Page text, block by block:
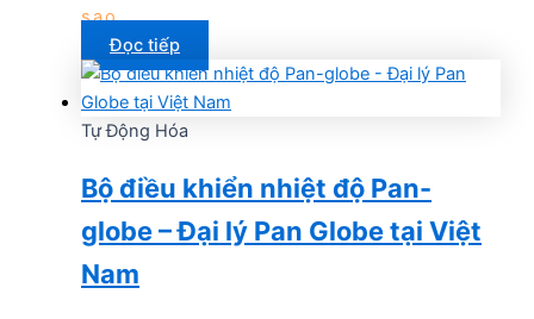
sao
Đọc tiếp
Tự Động Hóa
Bộ điều khiển nhiệt độ Pan-
globe – Đại lý Pan Globe tại Việt
Nam